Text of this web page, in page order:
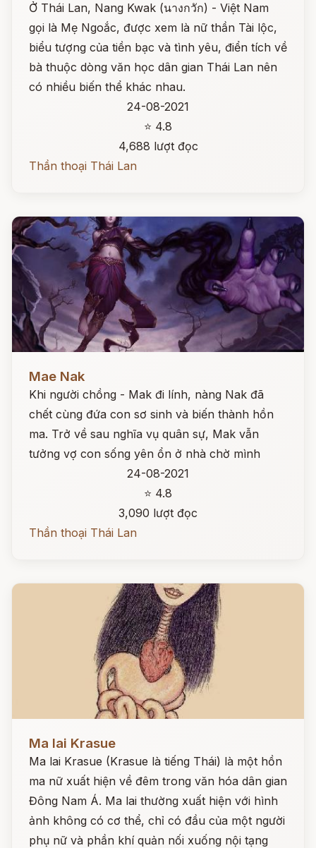
Ở Thái Lan, Nang Kwak (นางกวัก) - Việt Nam
gọi là Mẹ Ngoắc, được xem là nữ thần Tài lộc,
biểu tượng của tiền bạc và tình yêu, điển tích về
bà thuộc dòng văn học dân gian Thái Lan nên
có nhiều biến thể khác nhau.
24-08-2021
⭐ 4.8
4,688 lượt đọc
Thần thoại Thái Lan
Mae Nak
Khi người chồng - Mak đi lính, nàng Nak đã
chết cùng đứa con sơ sinh và biến thành hồn
ma. Trở về sau nghĩa vụ quân sự, Mak vẫn
tưởng vợ con sống yên ổn ở nhà chờ mình
24-08-2021
⭐ 4.8
3,090 lượt đọc
Thần thoại Thái Lan
Ma lai Krasue
Ma lai Krasue (Krasue là tiếng Thái) là một hồn
ma nữ xuất hiện về đêm trong văn hóa dân gian
Đông Nam Á. Ma lai thường xuất hiện với hình
ảnh không có cơ thể, chỉ có đầu của một người
phụ nữ và phần khí quản nối xuống nội tạng